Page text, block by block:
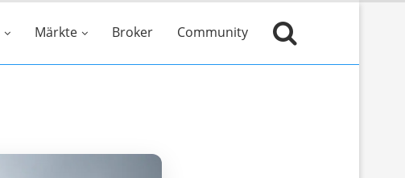
Märkte Broker Community